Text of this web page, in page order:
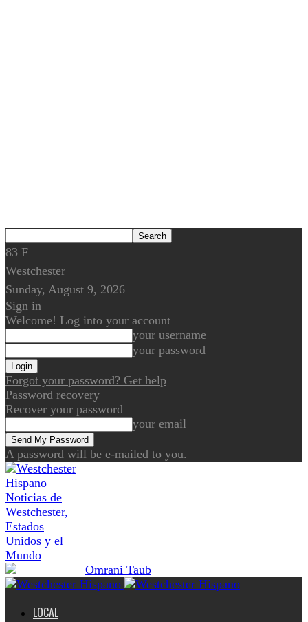
83 F
Westchester
Sunday, August 9, 2026
Sign in
Welcome! Log into your account
your username
your password
Forgot your password? Get help
Password recovery
Recover your password
your email
A password will be e-mailed to you.
Noticias de
Westchester,
Estados
Unidos y el
Mundo
LOCAL